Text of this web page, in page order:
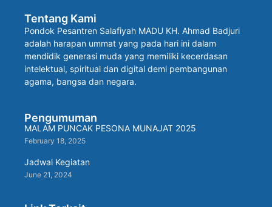
Tentang Kami
Pondok Pesantren Salafiyah MADU KH. Ahmad Badjuri
adalah harapan ummat yang pada hari ini dalam
mendidik generasi muda yang memiliki kecerdasan
intelektual, spiritual dan digital demi pembangunan
agama, bangsa dan negara.
Pengumuman
MALAM PUNCAK PESONA MUNAJAT 2025
February 18, 2025
Jadwal Kegiatan
June 21, 2024